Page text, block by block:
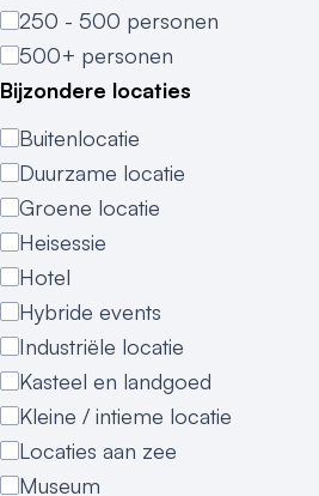
250 - 500 personen
500+ personen
Bijzondere locaties
Buitenlocatie
Duurzame locatie
Groene locatie
Heisessie
Hotel
Hybride events
Industriële locatie
Kasteel en landgoed
Kleine / intieme locatie
Locaties aan zee
Museum